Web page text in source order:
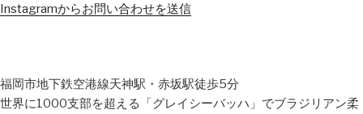
Instagramからお問い合わせを送信
福岡市地下鉄空港線天神駅・赤坂駅徒歩5分
世界に1000支部を超える「グレイシーバッハ」でブラジリアン柔